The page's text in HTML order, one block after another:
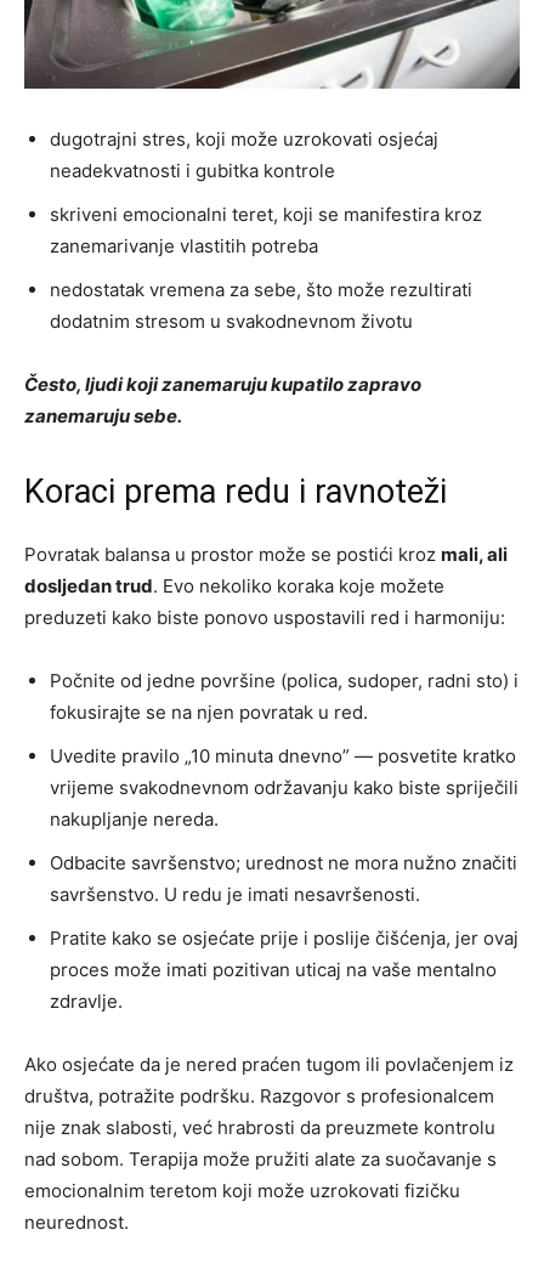
dugotrajni stres, koji može uzrokovati osjećaj
neadekvatnosti i gubitka kontrole
skriveni emocionalni teret, koji se manifestira kroz
zanemarivanje vlastitih potreba
nedostatak vremena za sebe, što može rezultirati
dodatnim stresom u svakodnevnom životu
Često, ljudi koji zanemaruju kupatilo zapravo
zanemaruju sebe.
Koraci prema redu i ravnoteži
Povratak balansa u prostor može se postići kroz mali, ali
dosljedan trud. Evo nekoliko koraka koje možete
preduzeti kako biste ponovo uspostavili red i harmoniju:
Počnite od jedne površine (polica, sudoper, radni sto) i
fokusirajte se na njen povratak u red.
Uvedite pravilo „10 minuta dnevno” — posvetite kratko
vrijeme svakodnevnom održavanju kako biste spriječili
nakupljanje nereda.
Odbacite savršenstvo; urednost ne mora nužno značiti
savršenstvo. U redu je imati nesavršenosti.
Pratite kako se osjećate prije i poslije čišćenja, jer ovaj
proces može imati pozitivan uticaj na vaše mentalno
zdravlje.
Ako osjećate da je nered praćen tugom ili povlačenjem iz
društva, potražite podršku. Razgovor s profesionalcem
nije znak slabosti, već hrabrosti da preuzmete kontrolu
nad sobom. Terapija može pružiti alate za suočavanje s
emocionalnim teretom koji može uzrokovati fizičku
neurednost.